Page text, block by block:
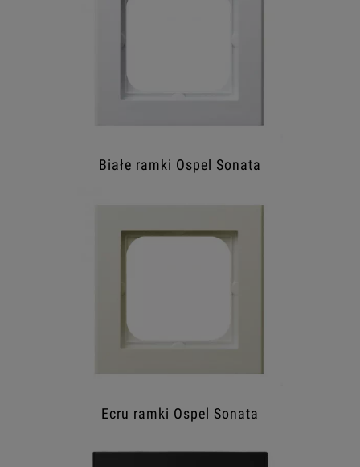
Białe ramki Ospel Sonata
Ecru ramki Ospel Sonata